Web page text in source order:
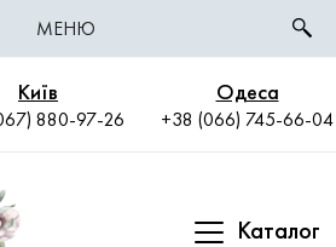
МЕНЮ
Київ
880-97-26
Одеса
+38 (066) 745-66-04
Каталог